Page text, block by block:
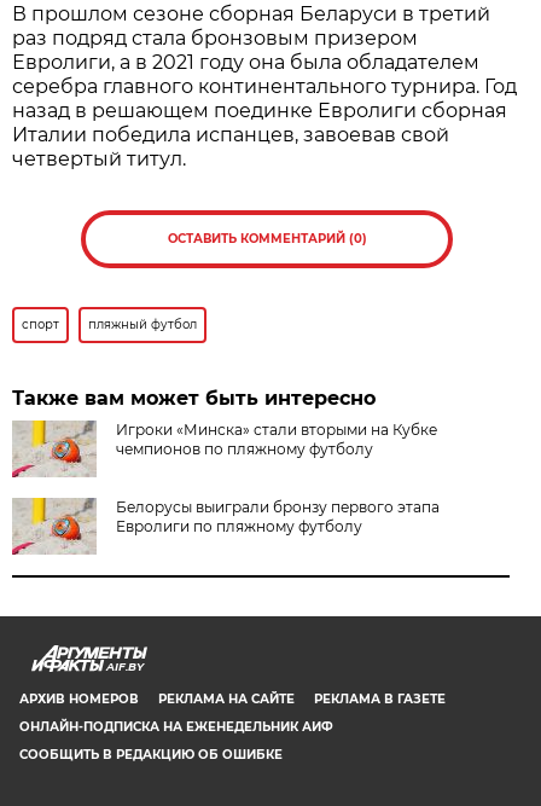
В прошлом сезоне сборная Беларуси в третий
раз подряд стала бронзовым призером
Евролиги, а в 2021 году она была обладателем
серебра главного континентального турнира. Год
назад в решающем поединке Евролиги сборная
Италии победила испанцев, завоевав свой
четвертый титул.
ОСТАВИТЬ КОММЕНТАРИЙ (0)
спорт пляжный футбол
Также вам может быть интересно
Игроки «Минска» стали вторыми на Кубке
чемпионов по пляжному футболу
Белорусы выиграли бронзу первого этапа
Евролиги по пляжному футболу
AIF.BY
АРХИВ НОМЕРОВ РЕКЛАМА НА САЙТЕ
РЕКЛАМА В ГАЗЕТЕ
ОНЛАЙН-ПОДПИСКА НА ЕЖЕНЕДЕЛЬНИК АИФ
СООБЩИТЬ В РЕДАКЦИЮ ОБ ОШИБКЕ